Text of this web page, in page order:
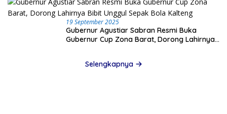
19 September 2025
Gubernur Agustiar Sabran Resmi Buka
Gubernur Cup Zona Barat, Dorong Lahirnya
Selengkapnya